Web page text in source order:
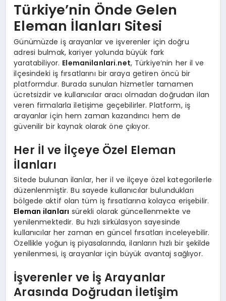
Türkiye’nin Önde Gelen
Eleman İlanları Sitesi
Günümüzde iş arayanlar ve işverenler için doğru
adresi bulmak, kariyer yolunda büyük fark
yaratabiliyor. Elemanilanlari.net, Türkiye’nin her il ve
ilçesindeki iş fırsatlarını bir araya getiren öncü bir
platformdur. Burada sunulan hizmetler tamamen
ücretsizdir ve kullanıcılar aracı olmadan doğrudan ilan
veren firmalarla iletişime geçebilirler. Platform, iş
arayanlar için hem zaman kazandırıcı hem de
güvenilir bir kaynak olarak öne çıkıyor.
Her İl ve İlçeye Özel Eleman
İlanları
Sitede bulunan ilanlar, her il ve ilçeye özel kategorilerle
düzenlenmiştir. Bu sayede kullanıcılar bulundukları
bölgede aktif olan tüm iş fırsatlarına kolayca erişebilir.
Eleman ilanları sürekli olarak güncellenmekte ve
yenilenmektedir. Bu hızlı sirkülasyon sayesinde
kullanıcılar her zaman en güncel fırsatları inceleyebilir.
Özellikle yoğun iş piyasalarında, ilanların hızlı bir şekilde
yenilenmesi, iş arayanlar için büyük avantaj sağlıyor.
İşverenler ve İş Arayanlar
Arasında Doğrudan İletişim